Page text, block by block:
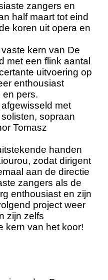
zangers en
half maart tot eind
koren uit opera en
kern van De
met een flink aantal
uitvoering op
enthousiast
pers.
met
sopraan
Tomasz
handen
zodat dirigent
aan de directie
zangers als de
enthousiast en zijn
project weer
zijn zelfs
kern van het koor!